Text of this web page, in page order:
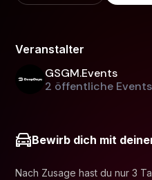
Veranstalter
GSGM.Events
2 öffentliche Events
Bewirb dich mit
Nach Zusage hast du nur 3